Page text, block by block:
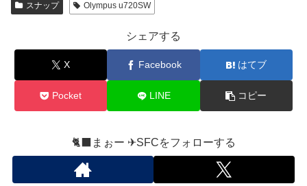
スナップ Olympus u720SW
シェアする
X Facebook はてブ
Pocket LINE コピー
🐈‍⬛まぉー ✈︎SFCをフォローする